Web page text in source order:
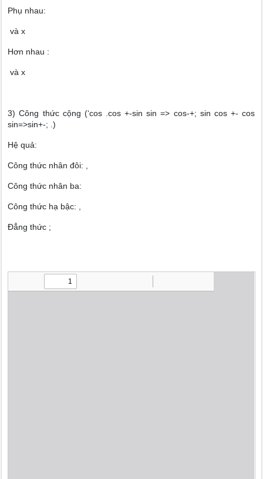
Phụ nhau:
và x
Hơn nhau :
và x
3) Công thức cộng (‘cos .cos +-sin sin => cos-+; sin cos +- cos
sin=>sin+-; .)
Hệ quả:
Công thức nhân đôi: ,
Công thức nhân ba:
Công thức hạ bậc: ,
Đẳng thức ;